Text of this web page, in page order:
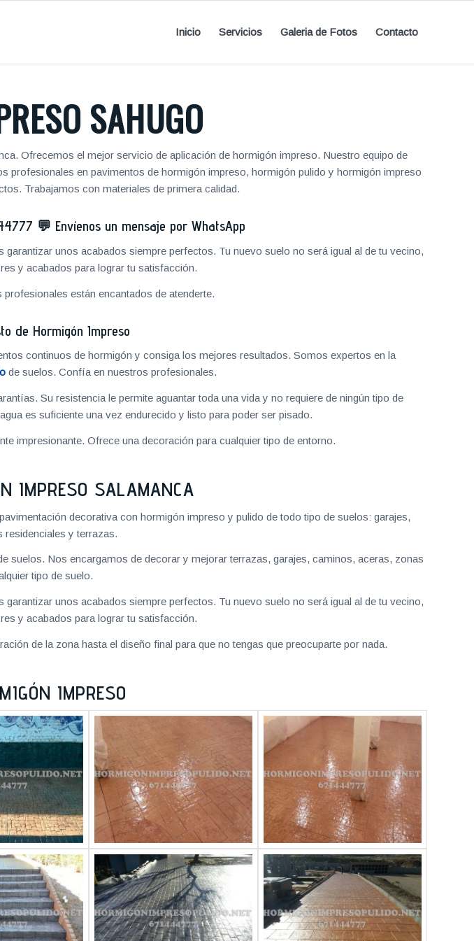
Inicio Servicios Galeria de Fotos Contacto
SAHUGO
Ofrecemos el mejor servicio de aplicación de hormigón impreso. Nuestro equipo de
profesionales en pavimentos de hormigón impreso, hormigón pulido y hormigón impreso
Trabajamos con materiales de primera calidad.
💬 Envíenos un mensaje por WhatsApp
unos acabados siempre perfectos. Tu nuevo suelo no será igual al de tu vecino,
y acabados para lograr tu satisfacción.
están encantados de atenderte.
de Hormigón Impreso
continuos de hormigón y consiga los mejores resultados. Somos expertos en la
de suelos. Confía en nuestros profesionales.
Su resistencia le permite aguantar toda una vida y no requiere de ningún tipo de
es suficiente una vez endurecido y listo para poder ser pisado.
impresionante. Ofrece una decoración para cualquier tipo de entorno.
IMPRESO SALAMANCA
decorativa con hormigón impreso y pulido de todo tipo de suelos: garajes,
y terrazas.
Nos encargamos de decorar y mejorar terrazas, garajes, caminos, aceras, zonas
tipo de suelo.
unos acabados siempre perfectos. Tu nuevo suelo no será igual al de tu vecino,
y acabados para lograr tu satisfacción.
de la zona hasta el diseño final para que no tengas que preocuparte por nada.
IMPRESO